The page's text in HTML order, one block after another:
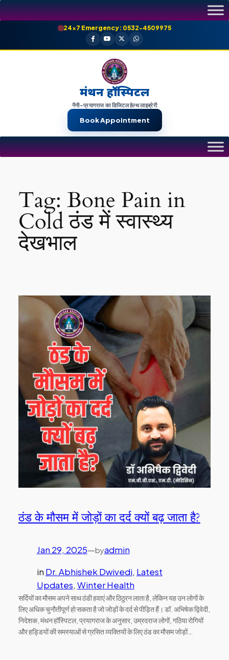
Skip
to
24×7 Emergency: 0532-4509975
मंथन हॉस्पिटल
नैनी-प्रयागराज का डिजिटल हेल्थ लाइब्रेरी
Book Appointment
Tag: Bone Pain in
Cold ठंड में स्वास्थ्य
देखभाल
ठंड के मौसम में जोड़ों का दर्द क्यों बढ़ जाता है?
Jan 29, 2025—byadmin
in Dr. Abhishek Dwivedi, Latest
Updates, Winter Health
सर्दियों का मौसम अपने साथ ठंडी हवाएं और ठिठुरन लाता है, लेकिन यह उन लोगों के
लिए अधिक चुनौतीपूर्ण हो सकता है जो जोड़ों के दर्द से पीड़ित हैं। डॉ. अभिषेक द्विवेदी,
निदेशक, मंथन हॉस्पिटल, प्रयागराज के अनुसार, उम्रदराज लोगों, गठिया रोगियों
और हड्डियों की समस्याओं से ग्रसित व्यक्तियों के लिए ठंड का मौसम जोड़ों…